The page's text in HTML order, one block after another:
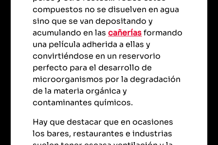
compuestos no se disuelven en agua
sino que se van depositando y
acumulando en lascañeríasformando
una película adherida a ellas y
convirtiéndose en un reservorio
perfecto para el desarrollo de
microorganismos por la degradación
de la materia orgánica y
contaminantes químicos.
Hay que destacar que en ocasiones
los bares, restaurantes e industrias